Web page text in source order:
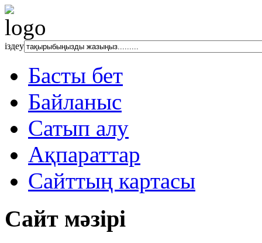
іздеу
Басты бет
Байланыс
Сатып алу
Ақпараттар
Сайттың картасы
Сайт мәзірі